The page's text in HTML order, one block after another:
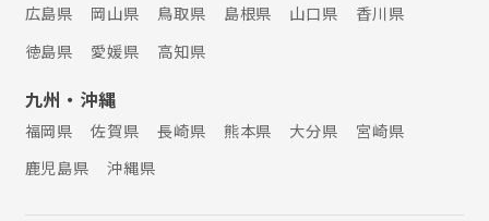
広島県 岡山県 鳥取県 島根県 山口県
香川県
徳島県
愛媛県 高知県
九州・沖縄
福岡県 佐賀県 長崎県 熊本県 大分県
宮崎県
鹿児島県
沖縄県